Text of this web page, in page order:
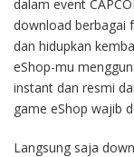
dalam event
download berbagai
dan hidupkan
eShop-mu
instant dan resmi
game eShop wajib
Langsung saja